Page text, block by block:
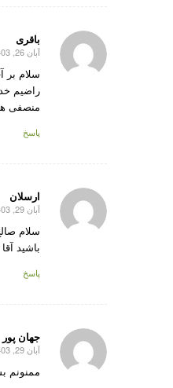
باقری
گفته:آبان 26, 1403 در 2:16 ب.ظ
سلام بر
راضیم
منصفی
پاسخ
ارسلان
گفته:آبان 29, 1403 در 1:21 ق.ظ
سلام
باشید
پاسخ
جهان پور
گفته:آبان 29, 1403 در 4:08 ب.ظ
ممنونم